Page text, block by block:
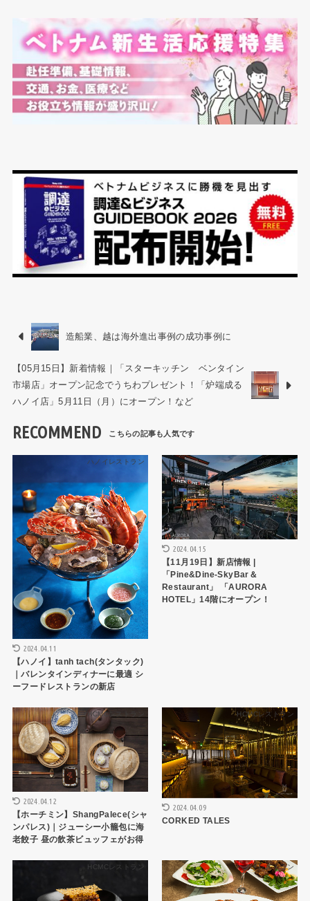
造船業、越は海外進出事例の成功事例に
【05月15日】新着情報｜「スターキッチン ベンタイン
市場店」オープン記念でうちわプレゼント！「炉端成る
ハノイ店」5月11日（月）にオープン！など
RECOMMEND
ハノイレストラン
2024.04.11
【ハノイ】tanh tach(タンタック)
｜バレンタインディナーに最適 シ
ーフードレストランの新店
ショップ・お店
2024.04.15
【11月19日】新店情報 |
「Pine&Dine-SkyBar＆
Restaurant」 「AURORA
HOTEL」14階にオープン！
HCMCレストラン
2024.04.12
【ホーチミン】ShangPalece(シャ
ンパレス)｜ジューシー小籠包に海
老餃子 昼の飲茶ビュッフェがお得
HCMCレストラン
2024.04.09
CORKED TALES
HCMCレストラン ハノイレストラン